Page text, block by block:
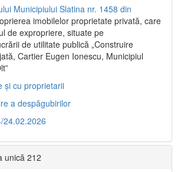
Municipiului Slatina nr. 1458 din
imobilelor proprietate privată, care
de expropriere, situate pe
de utilitate publică „Construire
Cartier Eugen Ionescu, Municipiul
și cu proprietarii
a despăgubirilor
24.02.2026
unică 212